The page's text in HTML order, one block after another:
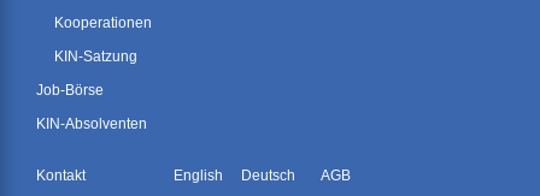
Kooperationen
KIN-Satzung
Job-Börse
KIN-Absolventen
Kontakt English Deutsch AGB